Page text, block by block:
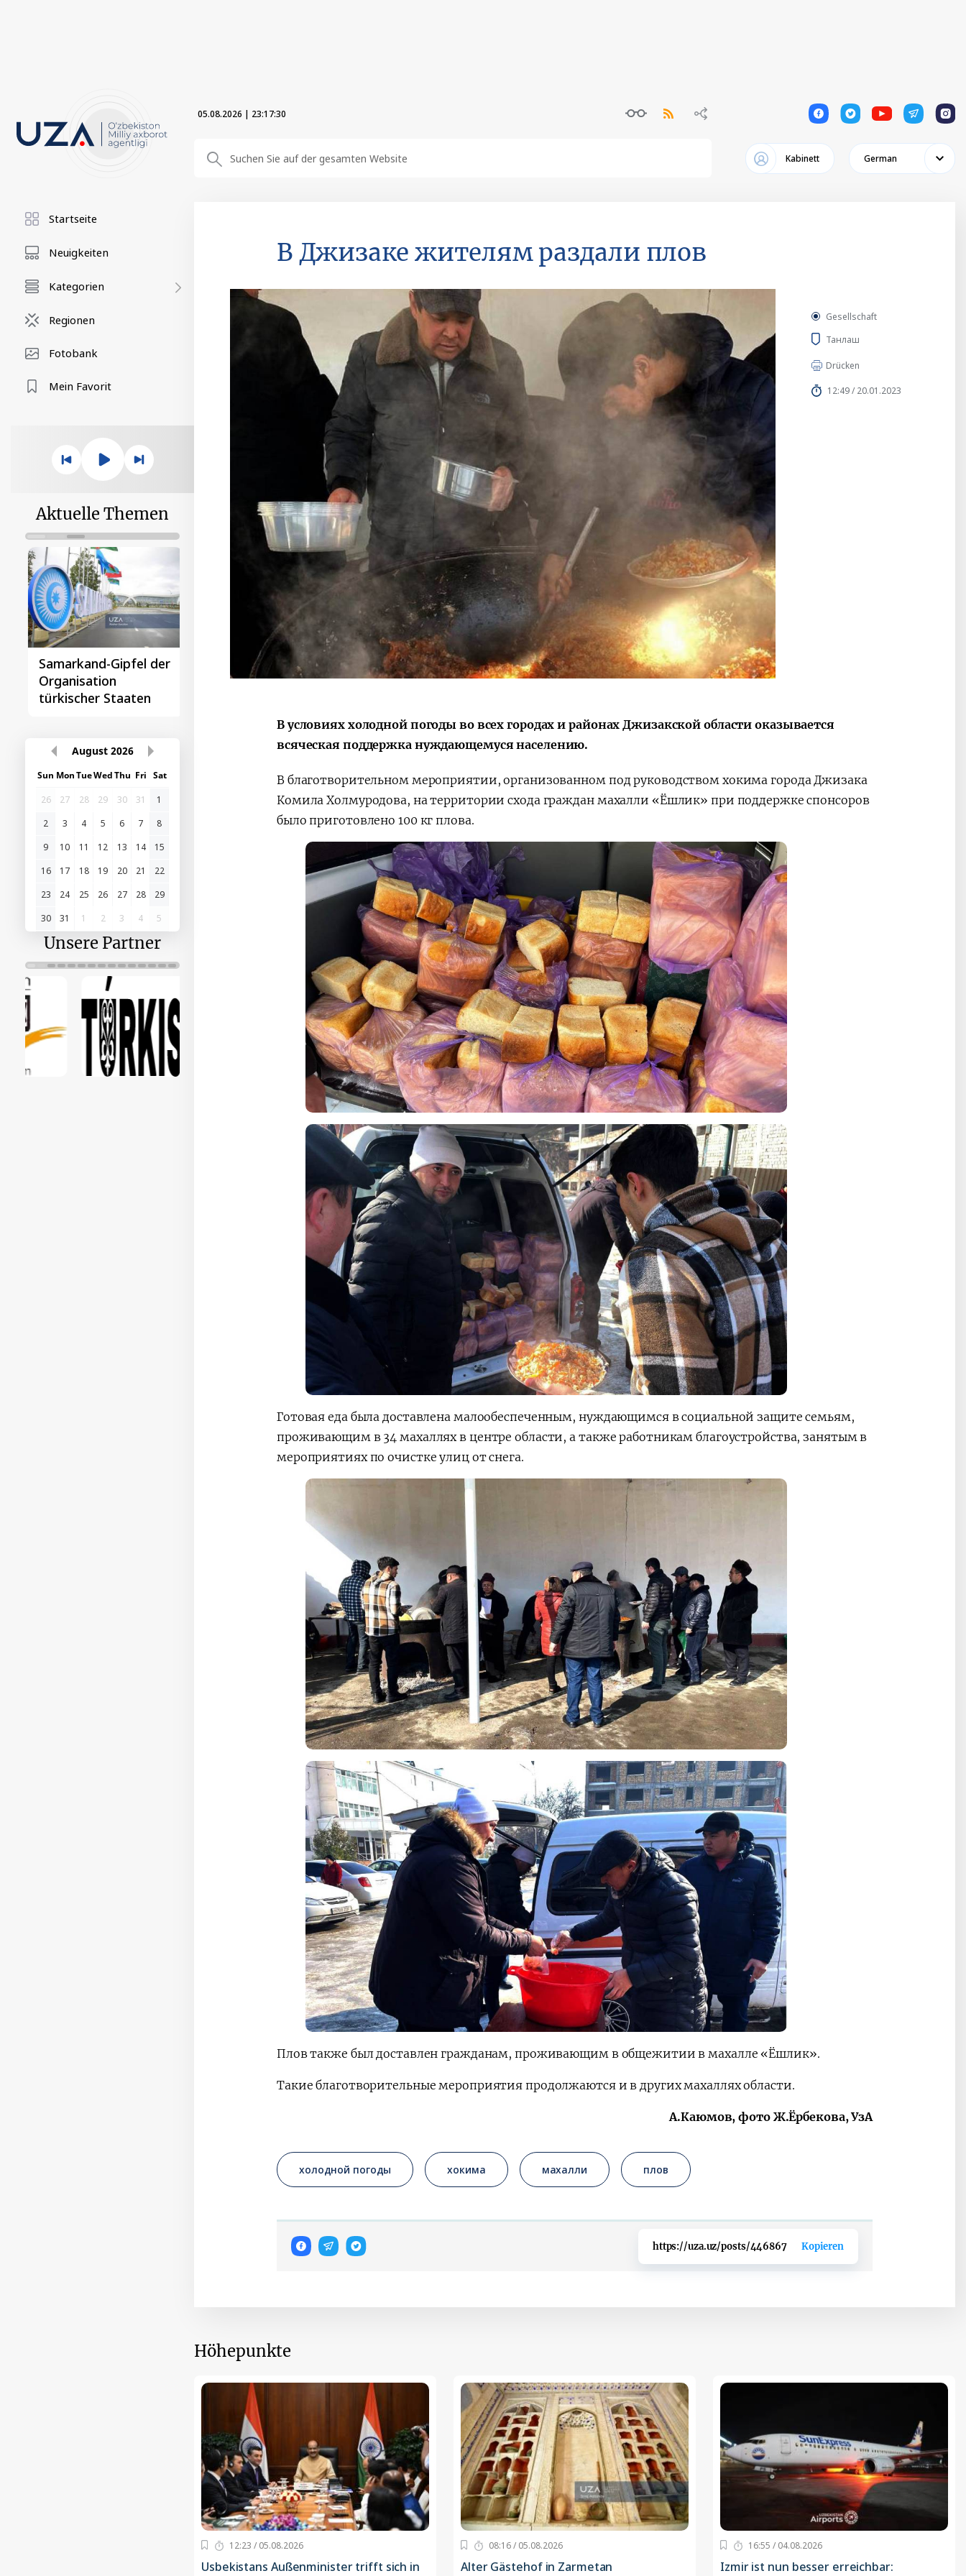
05.08.2026 | 23:17:31 1 1 1 1 1
Kabinett German
Startseite
Neuigkeiten
Kategorien
Regionen
Fotobank
Mein Favorit
Aktuelle Themen
Samarkand-Gipfel der
Organisation
türkischer Staaten
Das erste
Gipfeltreffen
August 2026
Sun MonTueWedThu Fri Sat
26
27 28 29 30 31
1
2
3 4 5 6 7
8
9
10 11 12 13 14
15
16
17 18 19 20 21
22
23
24 25 26 27 28
29
30
31 1 2 3 4 5
Unsere Partner
В Джизаке жителям раздали плов
Gesellschaft
Танлаш
Drücken
12:49 / 20.01.2023
В условиях холодной погоды во всех городах и районах Джизакской области оказывается
всяческая поддержка нуждающемуся населению.
В благотворительном мероприятии, организованном под руководством хокима города Джизака
Комила Холмуродова, на территории схода граждан махалли «Ёшлик» при поддержке спонсоров
было приготовлено 100 кг плова.
Готовая еда была доставлена малообеспеченным, нуждающимся в социальной защите семьям,
проживающим в 34 махаллях в центре области, а также работникам благоустройства, занятым в
мероприятиях по очистке улиц от снега.
Плов также был доставлен гражданам, проживающим в общежитии в махалле «Ёшлик».
Такие благотворительные мероприятия продолжаются и в других махаллях области.
А.Каюмов, фото Ж.Ёрбекова, УзА
холодной погоды хокима махалли плов
https://uza.uz/posts/446867 Kopieren
Höhepunkte
12:23 / 05.08.2026
Usbekistans Außenminister trifft sich in
08:16 / 05.08.2026
Alter Gästehof in Zarmetan
16:55 / 04.08.2026
Izmir ist nun besser erreichbar: